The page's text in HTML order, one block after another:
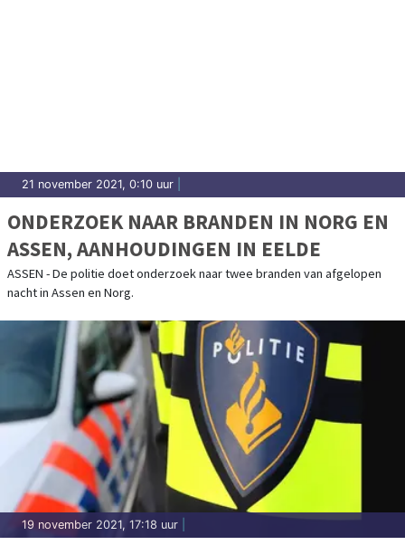
21 november 2021, 0:10 uur
ONDERZOEK NAAR BRANDEN IN NORG EN
ASSEN, AANHOUDINGEN IN EELDE
ASSEN - De politie doet onderzoek naar twee branden van afgelopen
nacht in Assen en Norg.
19 november 2021, 17:18 uur